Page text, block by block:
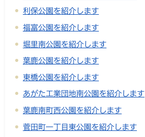
利保公園を紹介します
福富公園を紹介します
堀里南公園を紹介します
葉鹿公園を紹介します
東橋公園を紹介します
あがた工業団地南公園を紹介します
葉鹿南町西公園を紹介します
菅田町一丁目東公園を紹介します